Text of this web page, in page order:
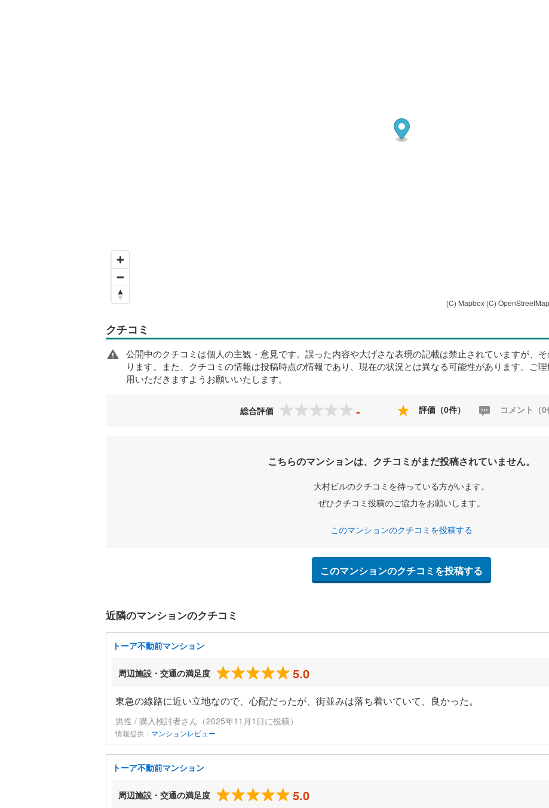
(C) Mapbox (C) OpenStreetMap
クチコミ
公開中のクチコミは個人の主観・意見です。誤った内容や大げさな表現の記載は禁止されていますが、
ります。また、クチコミの情報は投稿時点の情報であり、現在の状況とは異なる可能性があります。ご
用いただきますようお願いいたします。
総合評価 - 評価（0件） コメント（0
こちらのマンションは、クチコミがまだ投稿されていません。
大村ビルのクチコミを待っている方がいます。
ぜひクチコミ投稿のご協力をお願いします。
このマンションのクチコミを投稿する
このマンションのクチコミを投稿する
近隣のマンションのクチコミ
トーア不動前マンション
周辺施設・交通の満足度 5.0
東急の線路に近い立地なので、心配だったが、街並みは落ち着いていて、良かった。
男性 / 購入検討者さん（2025年11月1日に投稿）
情報提供： マンションレビュー
トーア不動前マンション
周辺施設・交通の満足度 5.0